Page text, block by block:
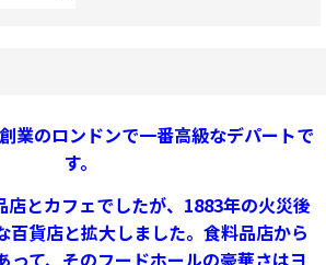
業のロンドンで一番高級なデパートで
す。
店とカフェでしたが、1883年の火災後
百貨店と拡大しました。食料品店から
って、そのフードホールの豪華さはヨ